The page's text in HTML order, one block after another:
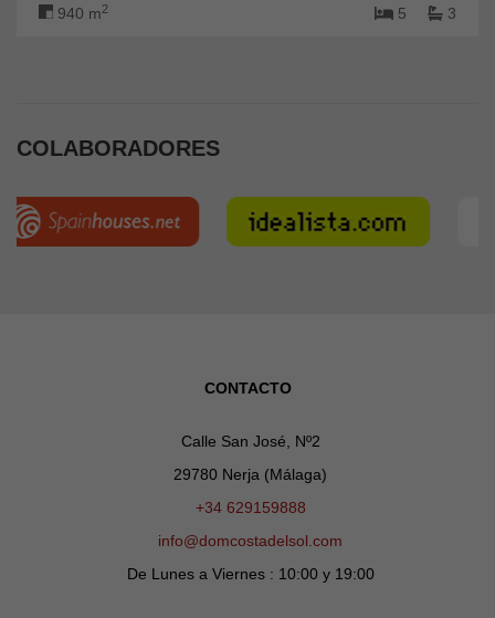
940 m2 5 3
COLABORADORES
CONTACTO
Calle San José, Nº2
29780 Nerja (Málaga)
+34 629159888
info@domcostadelsol.com
De Lunes a Viernes : 10:00 y 19:00